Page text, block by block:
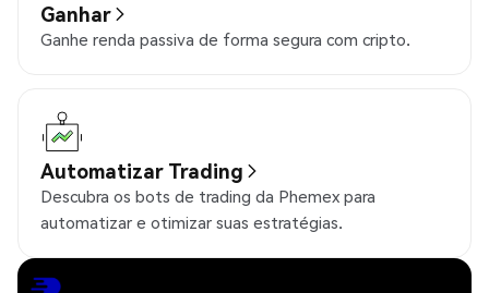
Ganhar
Ganhe renda passiva de forma segura com cripto.
Automatizar Trading
Descubra os bots de trading da Phemex para
automatizar e otimizar suas estratégias.